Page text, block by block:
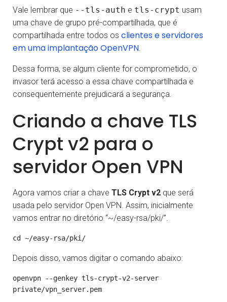
Vale lembrar que --tls-auth e tls-crypt usam
uma chave de grupo pré-compartilhada, que é
compartilhada entre todos os clientes e servidores
em uma implantação OpenVPN.
Dessa forma, se algum cliente for comprometido, o
invasor terá acesso a essa chave compartilhada e
consequentemente prejudicará a segurança.
Criando a chave TLS
Crypt v2 para o
servidor Open VPN
Agora vamos criar a chave TLS Crypt v2 que será
usada pelo servidor Open VPN. Assim, inicialmente
vamos entrar no diretório “~/easy-rsa/pki/”.
Depois disso, vamos digitar o comando abaixo:
openvpn --genkey tls-crypt-v2-server